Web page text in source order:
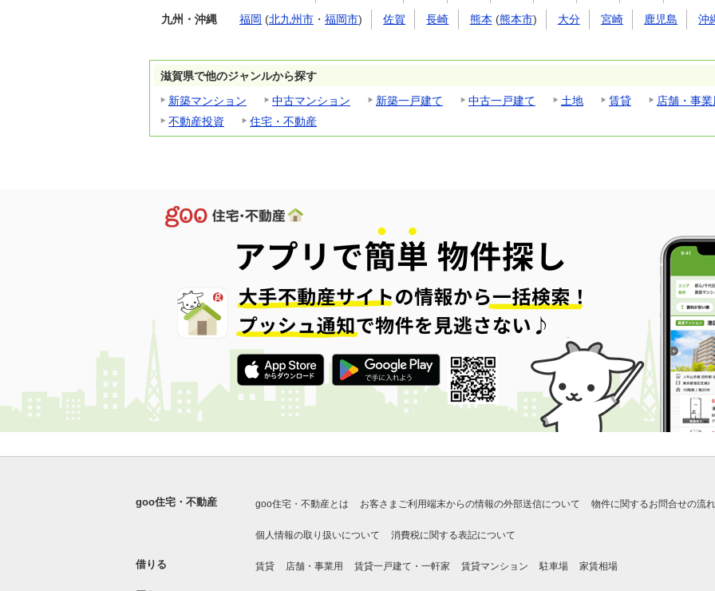
九州・沖縄 福岡 (北九州市 ・ 福岡市) 佐賀 長崎 熊本 (熊本市) 大分 宮崎 鹿児島 沖
滋賀県で他のジャンルから探す
新築マンション
中古マンション 新築一戸建て 中古一戸建て 土地 賃貸
店舗・事業
不動産投資
住宅・不動産
goo住宅・不動産 goo住宅・不動産とは お客さまご利用端末からの情報の外部送信について 物件に関するお問合せの流れ
個人情報の取り扱いについて 消費税に関する表記について
借りる 賃貸 店舗・事業用 賃貸一戸建て・一軒家 賃貸マンション 駐車場 家賃相場